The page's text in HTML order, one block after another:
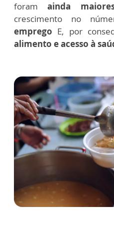
foramainda
crescimento no
emprego E, por
alimento e acesso à